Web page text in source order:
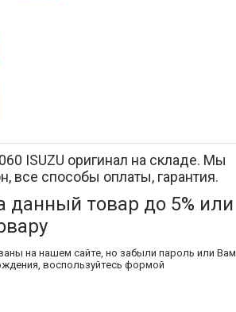
ISUZU оригинал на складе. Мы
все способы оплаты, гарантия.
данный товар до 5% или
на нашем сайте, но забыли пароль или Вам
воспользуйтесь формой